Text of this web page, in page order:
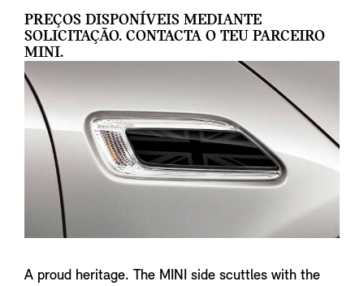
PREÇOS DISPONÍVEIS MEDIANTE
SOLICITAÇÃO. CONTACTA O TEU PARCEIRO
MINI.
A proud heritage. The MINI side scuttles with the